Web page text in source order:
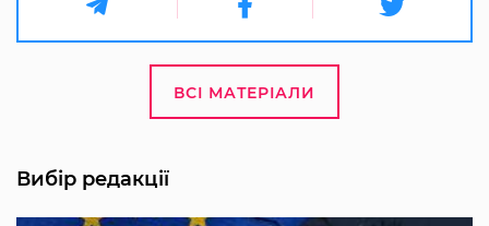
ВСІ МАТЕРІАЛИ
Вибір редакції